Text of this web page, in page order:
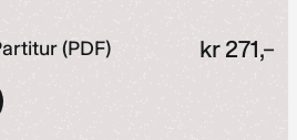
(PDF) kr271,–